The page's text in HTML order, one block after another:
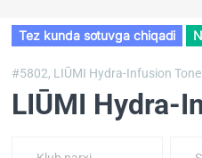
Tez kunda sotuvga chiqadi
#5802, LIŪMI Hydra-Infusion
LIŪMI Hydra-